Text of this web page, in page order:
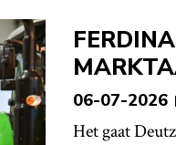
06-07-2026
Het gaat